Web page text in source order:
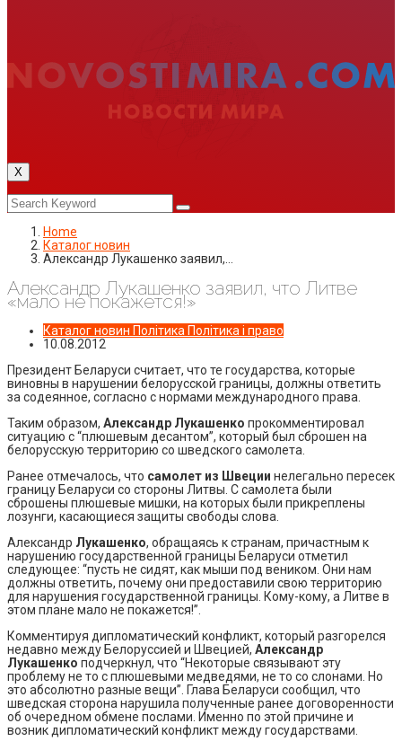
X
Home
Каталог новин
Александр Лукашенко заявил,…
Александр Лукашенко заявил, что Литве
«мало не покажется!»
Каталог новин Політика Політика і право
10.08.2012
Президент Беларуси считает, что те государства, которые
виновны в нарушении белорусской границы, должны ответить
за содеянное, согласно с нормами международного права.
Таким образом, Александр Лукашенко прокомментировал
ситуацию с “плюшевым десантом”, который был сброшен на
белорусскую территорию со шведского самолета.
Ранее отмечалось, что самолет из Швеции нелегально пересек
границу Беларуси со стороны Литвы. С самолета были
сброшены плюшевые мишки, на которых были прикреплены
лозунги, касающиеся защиты свободы слова.
Александр Лукашенко, обращаясь к странам, причастным к
нарушению государственной границы Беларуси отметил
следующее: “пусть не сидят, как мыши под веником. Они нам
должны ответить, почему они предоставили свою территорию
для нарушения государственной границы. Кому-кому, а Литве в
этом плане мало не покажется!”.
Комментируя дипломатический конфликт, который разгорелся
недавно между Белоруссией и Швецией, Александр
Лукашенко подчеркнул, что “Некоторые связывают эту
проблему не то с плюшевыми медведями, не то со слонами. Но
это абсолютно разные вещи”. Глава Беларуси сообщил, что
шведская сторона нарушила полученные ранее договоренности
об очередном обмене послами. Именно по этой причине и
возник дипломатический конфликт между государствами.